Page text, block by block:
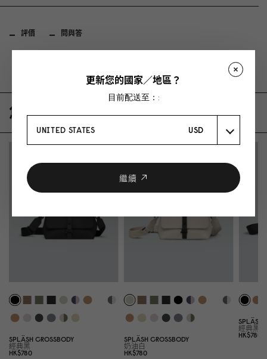
評價 問與答
您可能也會喜歡
SPLÄSH CROSSBODY
經典黑
HK$780
SPLÄSH CROSSBODY
奶油白
HK$780
經典黑
HK$780
更新您的國家／地區？
目前配送至：:
UNITED STATES USD
繼續